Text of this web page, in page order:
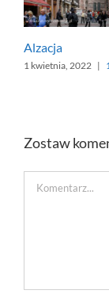
Alzacja
1 kwietnia, 2022 |
Zostaw
Comment